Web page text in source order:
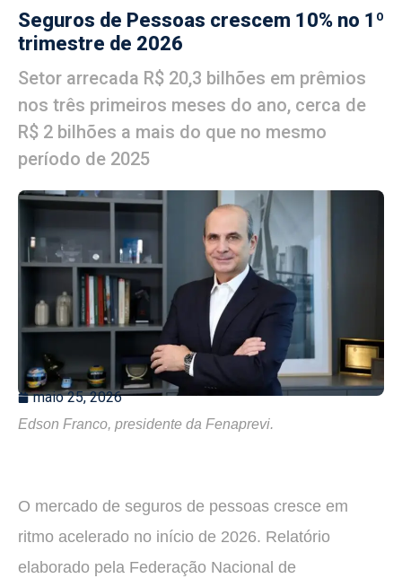
Seguros de Pessoas crescem 10% no 1º
trimestre de 2026
Setor arrecada R$ 20,3 bilhões em prêmios
nos três primeiros meses do ano, cerca de
R$ 2 bilhões a mais do que no mesmo
período de 2025
maio 25, 2026
Edson Franco, presidente da Fenaprevi.
O mercado de seguros de pessoas cresce em
ritmo acelerado no início de 2026. Relatório
elaborado pela Federação Nacional de